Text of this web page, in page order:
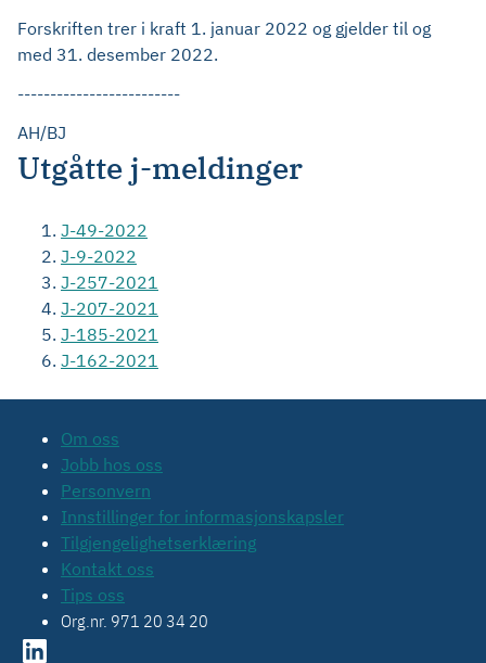
Forskriften trer i kraft 1. januar 2022 og gjelder til og
med 31. desember 2022.
-------------------------
AH/BJ
Utgåtte j-meldinger
J-49-2022
J-9-2022
J-257-2021
J-207-2021
J-185-2021
J-162-2021
Om oss
Jobb hos oss
Personvern
Innstillinger for informasjonskapsler
Tilgjengelighetserklæring
Kontakt oss
Tips oss
Org.nr. 971 20 34 20